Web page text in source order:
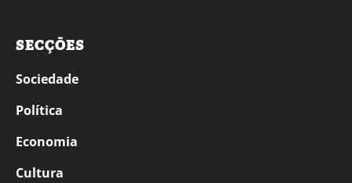
SECÇÕES
Sociedade
Política
Economia
Cultura